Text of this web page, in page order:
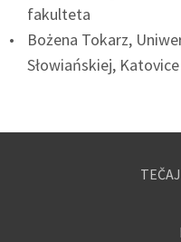
fakulteta
Bożena Tokarz,
Słowiańskiej, Katovice